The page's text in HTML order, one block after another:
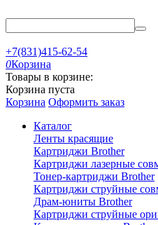
+7(831)415-62-54
0Корзина
Товары в корзине:
Корзина пуста
Корзина Оформить заказ
Каталог
Ленты красящие
Картриджи Brother
Картриджи лазерные
Тонер-картриджи Brother
Картриджи струйные
Драм-юниты Brother
Картриджи струйные